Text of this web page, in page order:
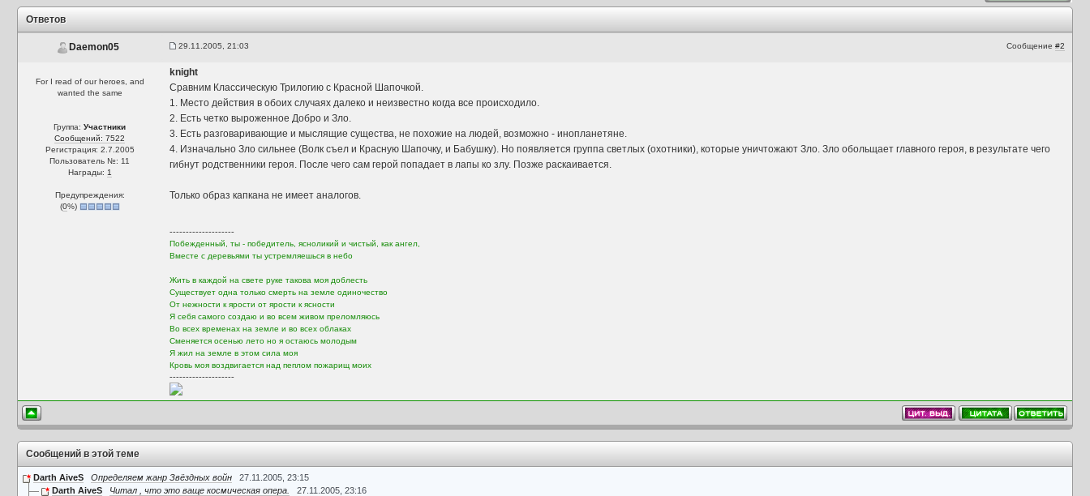
Ответов
Daemon05 29.11.2005, 21:03 Сообщение #2
For I read of our heroes, and
wanted the same
Группа:Участники
Сообщений: 7522
Регистрация: 2.7.2005
Пользователь №: 11
Награды: 1
Предупреждения:
(0%)
knight
Сравним Классическую Трилогию с Красной Шапочкой.
1. Место действия в обоих случаях далеко и неизвестно когда все происходило.
2. Есть четко выроженное Добро и Зло.
3. Есть разговаривающие и мыслящие существа, не похожие на людей, возможно - инопланетяне.
4. Изначально Зло сильнее (Волк съел и Красную Шапочку, и Бабушку). Но появляется группа светлых (охотники), которые уничтожают Зло. Зло обольщает главного героя, в результате чего
гибнут родственники героя. После чего сам герой попадает в лапы ко злу. Позже раскаивается.
Только образ капкана не имеет аналогов.
--------------------
Побежденный, ты - победитель, ясноликий и чистый, как ангел,
Вместе с деревьями ты устремляешься в небо
Жить в каждой на свете руке такова моя доблесть
Существует одна только смерть на земле одиночество
От нежности к ярости от ярости к ясности
Я себя самого создаю и во всем живом преломляюсь
Во всех временах на земле и во всех облаках
Сменяется осенью лето но я остаюсь молодым
Я жил на земле в этом сила моя
Кровь моя воздвигается над пеплом пожарищ моих
--------------------
Сообщений в этой теме
Darth AiveS Определяем жанр Звёздных войн
27.11.2005, 23:15
Darth AiveS
Читал , что это ваще космическая опера.
27.11.2005, 23:16